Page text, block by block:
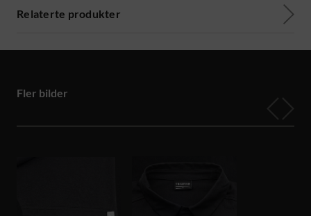
Relaterte produkter
Fler bilder